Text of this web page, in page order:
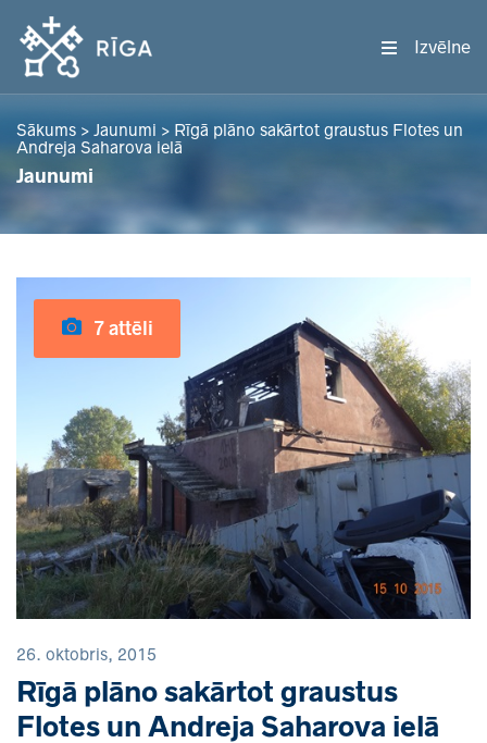
Izvēlne
Sākums > Jaunumi > Rīgā plāno sakārtot graustus Flotes un
Andreja Saharova ielā
Jaunumi
7 attēli
26. oktobris, 2015
Rīgā plāno sakārtot graustus
Flotes un Andreja Saharova ielā